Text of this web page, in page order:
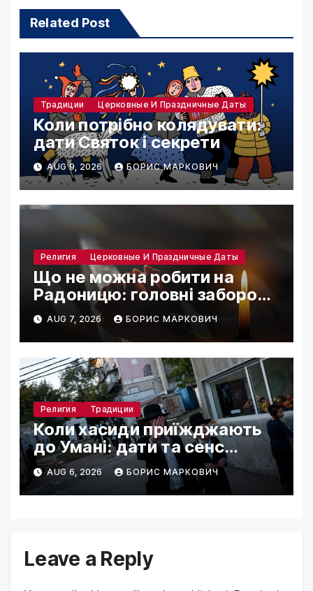
Related Post
Традиции Церковные И Праздничные Даты
Коли потрібно колядувати:
дати Святок і секрети
AUG 9, 2026 БОРИС МАРКОВИЧ
Религия Церковные И Праздничные Даты
Що не можна робити на
Радоницю: головні заборони
дня
AUG 7, 2026 БОРИС МАРКОВИЧ
Религия Традиции
Коли хасиди приїжджають
до Умані: дати та сенс
паломництва
AUG 6, 2026 БОРИС МАРКОВИЧ
Leave a Reply